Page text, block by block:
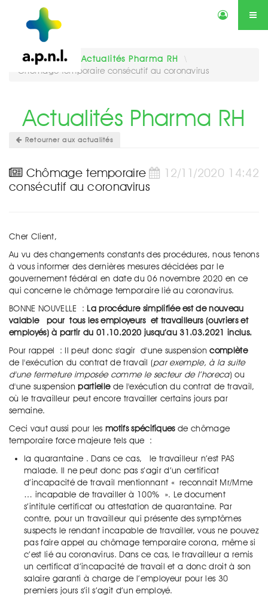
Actualités Annonces Qui sommes-nous ? Services
Contactez-nous Agenda
Vous êtes ici : Actualités Pharma RH
\
Chômage temporaire consécutif au coronavirus
Retourner aux actualités
Actualités Pharma RH
12/11/2020 14:42
Chômage temporaire
consécutif au coronavirus
Cher Client,
Au vu des changements constants des procédures, nous tenons
à vous informer des dernières mesures décidées par le
gouvernement fédéral en date du 06 novembre 2020 en ce
qui concerne le chômage temporaire lié au coronavirus.
BONNE NOUVELLE : La procédure simplifiéeest de nouveau
valable
pour tous les employeurset travailleurs (ouvriers et
employés) à partir du 01.10.2020 jusqu’au 31.03.2021 inclus.
Pour rappel : Il peut donc s'agir d'une suspensioncomplète
de l'exécution du contrat de travail (par exemple, à la suite
d'une fermeture imposée comme le secteur de l’horeca) ou
d'une suspensionpartiellede l'exécution du contrat de travail,
où le travailleur peut encore travailler certains jours par
semaine.
Ceci vaut aussi pour les motifs spécifiquesde chômage
temporaire force majeure tels que :
la quarantaine . Dans ce cas, le travailleur n’est PAS
malade. Il ne peut donc pas s’agir d’un certificat
d’incapacité de travail mentionnant « reconnait Mr/Mme
… incapable de travailler à 100% ». Le document
s’intitule certificat ou attestation de quarantaine. Par
contre, pour un travailleur qui présente des symptômes
suspects le rendant incapable de travailler, vous ne pouvez
pas faire appel au chômage temporaire corona, même si
c’est lié au coronavirus. Dans ce cas, le travailleur a remis
un certificat d’incapacité de travail et a donc droit à son
salaire garanti à charge de l’employeur pour les 30
premiers jours s’il s’agit d’un employé.